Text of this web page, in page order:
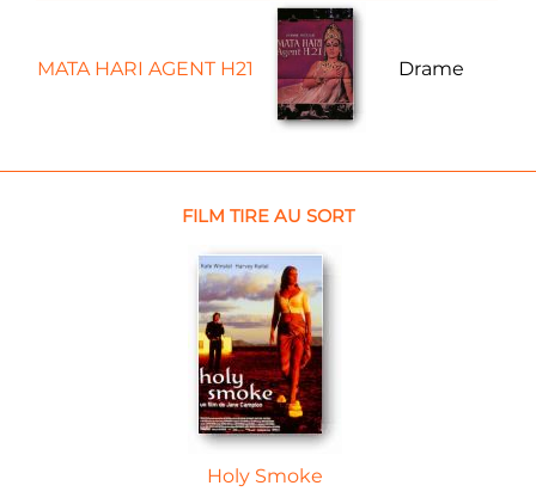
MATA HARI AGENT H21 Drame
FILM TIRE AU SORT
Holy Smoke